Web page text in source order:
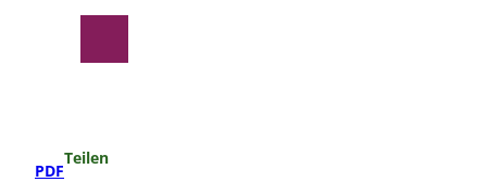
PDF
Teilen